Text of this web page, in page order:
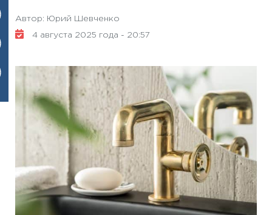
Автор: Юрий Шевченко
4 августа 2025 года - 20:57